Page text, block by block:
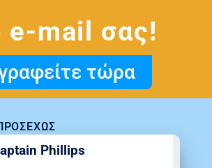
e-mail σας!
τώρα
Phillips